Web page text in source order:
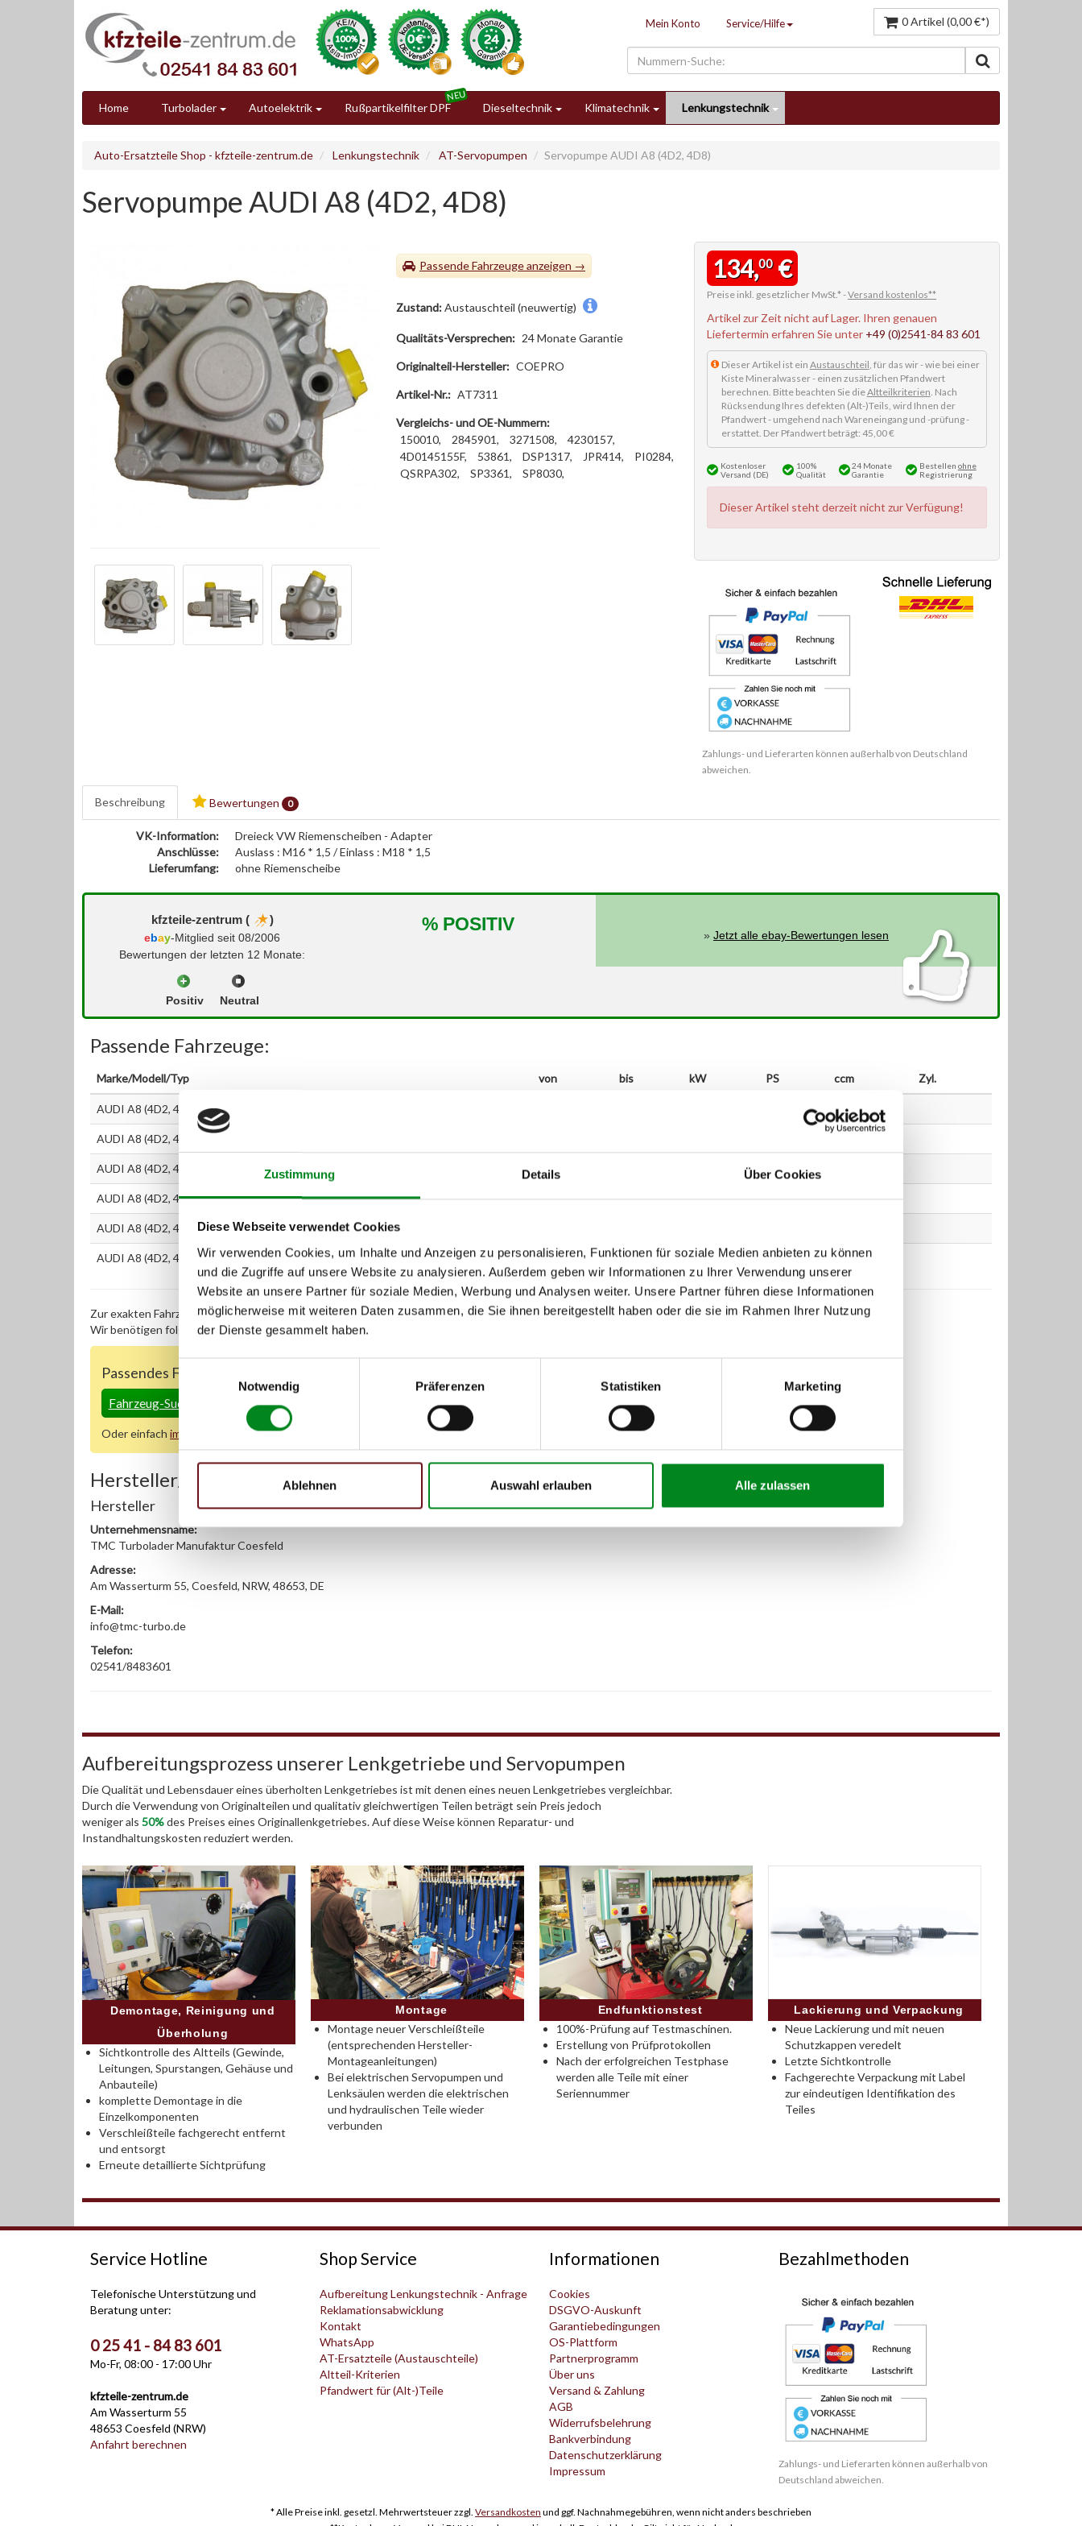
Zustimmung Details Über Cookies
Diese Webseite verwendet Cookies
Wir verwenden Cookies, um Inhalte und Anzeigen zu personalisieren, Funktionen für soziale Medien anbieten zu können
und die Zugriffe auf unsere Website zu analysieren. Außerdem geben wir Informationen zu Ihrer Verwendung unserer
Website an unsere Partner für soziale Medien, Werbung und Analysen weiter. Unsere Partner führen diese Informationen
möglicherweise mit weiteren Daten zusammen, die Sie ihnen bereitgestellt haben oder die sie im Rahmen Ihrer Nutzung
der Dienste gesammelt haben.
Einwilligungsauswahl
Notwendig
Präferenzen Statistiken Marketing
Ablehnen Auswahl erlauben Alle zulassen
Mein Konto Service/Hilfe 0 Artikel (0,00 €*)
Home Turbolader Autoelektrik Rußpartikelfilter DPF Dieseltechnik Klimatechnik Lenkungstechnik
Auto-Ersatzteile Shop - kfzteile-zentrum.de Lenkungstechnik AT-Servopumpen Servopumpe AUDI A8 (4D2, 4D8)
Servopumpe AUDI A8 (4D2, 4D8)
Passende Fahrzeuge
Zustand:Austauschteil (neuwertig)
Qualitäts-Versprechen: 24 Monate Garantie
Originalteil-Hersteller: COEPRO
Artikel-Nr.: AT7311
Vergleichs- und OE-Nummern:
150010,
2845901, 3271508,
4230157,
4D0145155F,
53861, DSP1317, JPR414,
PI0284,
QSRPA302,
SP3361, SP8030,
134,00€
Preise inkl. gesetzlicher MwSt.* -Versand kostenlos**
Artikel zur Zeit nicht auf Lager. Ihren genauen
Liefertermin erfahren Sie unter +49 (0)2541-84 83 601
Dieser Artikel ist ein Austauschteil, für das wir - wie bei einer
Kiste Mineralwasser - einen zusätzlichen Pfandwert
berechnen. Bitte beachten Sie dieAltteilkriterien. Nach
Rücksendung Ihres defekten (Alt-)Teils, wird Ihnen der
Pfandwert - umgehend nach Wareneingang und -prüfung -
erstattet. Der Pfandwert beträgt: 45,00 €
Kostenloser
Versand (DE)
100%
Qualität
24 Monate
Garantie
Bestellen ohne
Registrierung
Dieser Artikel steht derzeit nicht zur Verfügung!
Zahlungs- und Lieferarten können außerhalb von Deutschland
abweichen.
Beschreibung Bewertungen 0
VK-Information:
Dreieck VW Riemenscheiben - Adapter
Anschlüsse:
Auslass : M16 * 1,5 / Einlass : M18 * 1,5
Lieferumfang:
ohne Riemenscheibe
kfzteile-zentrum ( )
ebay-Mitglied seit 08/2006
Bewertungen der letzten 12 Monate:
Positiv Neutral
% POSITIV
»Jetzt alle ebay-Bewertungen lesen
Passende Fahrzeuge:
Marke/Modell/Typ von bis kW PS ccm Zyl.
AUDI A8 (4D2, 4D8) 2.8
AUDI A8 (4D2, 4D8) 3.7
AUDI A8 (4D2, 4D8) 4.2
AUDI A8 (4D2, 4D8) S 8
AUDI A8 (4D2, 4D8) 2.8
AUDI A8 (4D2, 4D8) 2.8 quattro
Zur exakten Fahrzeug-Identifizierung können Sie auch unseren Support kontaktieren (Chat, Telefon oder E-Mail).
Wir benötigen folgende Fahrzeugdaten:Schlüsselnummer
Passendes Fahrzeug nicht dabei?
Fahrzeug-Suche für AT-Servopumpen
Oder einfach im Chat nachfragen.
Hersteller/EU Verantwortliche Person
Hersteller
Unternehmensname:
TMC Turbolader Manufaktur Coesfeld
Adresse:
Am Wasserturm 55, Coesfeld, NRW, 48653, DE
E-Mail:
info@tmc-turbo.de
Telefon:
02541/8483601
Aufbereitungsprozess unserer Lenkgetriebe und Servopumpen
Die Qualität und Lebensdauer eines überholten Lenkgetriebes ist mit denen eines neuen Lenkgetriebes vergleichbar.
Durch die Verwendung von Originalteilen und qualitativ gleichwertigen Teilen beträgt sein Preis jedoch
weniger als 50%des Preises eines Originallenkgetriebes. Auf diese Weise können Reparatur- und
Instandhaltungskosten reduziert werden.
Demontage, Reinigung und
Überholung
Sichtkontrolle des Altteils (Gewinde,
Leitungen, Spurstangen, Gehäuse und
Anbauteile)
komplette Demontage in die
Einzelkomponenten
Verschleißteile fachgerecht entfernt
und entsorgt
Erneute detaillierte Sichtprüfung
Montage
Montage neuer Verschleißteile
(entsprechenden Hersteller-
Montageanleitungen)
Bei elektrischen Servopumpen und
Lenksäulen werden die elektrischen
und hydraulischen Teile wieder
verbunden
Endfunktionstest
100%-Prüfung auf Testmaschinen.
Erstellung von Prüfprotokollen
Nach der erfolgreichen Testphase
werden alle Teile mit einer
Seriennummer
Lackierung und Verpackung
Neue Lackierung und mit neuen
Schutzkappen veredelt
Letzte Sichtkontrolle
Fachgerechte Verpackung mit Label
zur eindeutigen Identifikation des
Teiles
Service Hotline
Telefonische Unterstützung und
Beratung unter:
0 25 41 - 84 83 601
Mo-Fr, 08:00 - 17:00 Uhr
kfzteile-zentrum.de
Am Wasserturm 55
48653 Coesfeld (NRW)
Anfahrt berechnen
Shop Service
Aufbereitung Lenkungstechnik - Anfrage
Reklamationsabwicklung
Kontakt
WhatsApp
AT-Ersatzteile (Austauschteile)
Altteil-Kriterien
Pfandwert für (Alt-)Teile
Informationen
Cookies
DSGVO-Auskunft
Garantiebedingungen
OS-Plattform
Partnerprogramm
Über uns
Versand & Zahlung
AGB
Widerrufsbelehrung
Bankverbindung
Datenschutzerklärung
Impressum
Bezahlmethoden
Zahlungs- und Lieferarten können außerhalb von
Deutschland abweichen.
* Alle Preise inkl. gesetzl. Mehrwertsteuer zzgl. Versandkosten und ggf. Nachnahmegebühren, wenn nicht anders beschrieben